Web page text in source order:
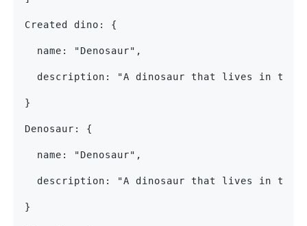
Created dino: {
  name: "Denosaur",
description: "A dinosaur that lives in the
}
Denosaur: {
  name: "Denosaur",
description: "A dinosaur that lives in the
}